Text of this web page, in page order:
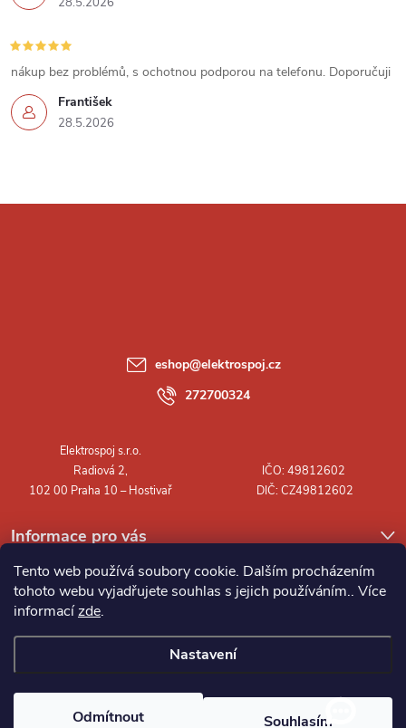
Tento web používá soubory cookie. Dalším procházením
tohoto webu vyjadřujete souhlas s jejich používáním.. Více
informacízde.
Nastavení
Odmítnout Souhlasím
František
28.5.2026
nákup bez problémů, s ochotnou podporou na telefonu. Doporučuji
Informace pro vás
eshop@elektrospoj.cz
272700324
Elektrospoj s.r.o.. Všechna práva vyhrazena.